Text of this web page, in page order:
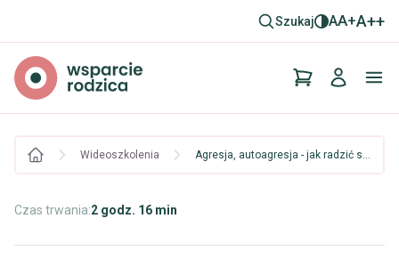
Szukaj AA+A++
Wideoszkolenia Agresja, autoagresja - jak radzić sobie z trudnymi zachowaniami dziecka w spektrum autyzmu?
Czas trwania:2 godz. 16 min